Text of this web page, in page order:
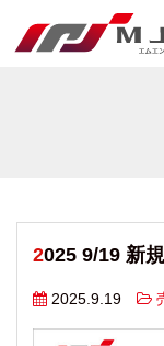
2025 9/19 新
2025.9.19